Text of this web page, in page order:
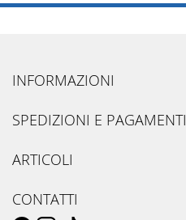
INFORMAZIONI
SPEDIZIONI E PAGAMENTI
ARTICOLI
CONTATTI